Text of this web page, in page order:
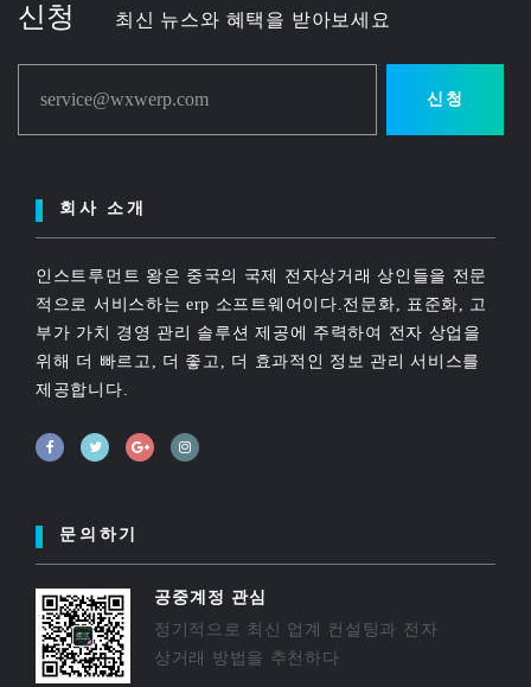
신청 최신 뉴스와 혜택을 받아보세요
service@wxwerp.com 신청
회사 소개
인스트루먼트 왕은 중국의 국제 전자상거래 상인들을 전문
적으로 서비스하는 erp 소프트웨어이다.전문화, 표준화, 고
부가 가치 경영 관리 솔루션 제공에 주력하여 전자 상업을
위해 더 빠르고, 더 좋고, 더 효과적인 정보 관리 서비스를
제공합니다.
문의하기
공중계정 관심
정기적으로 최신 업계 컨설팅과 전자
상거래 방법을 추천하다